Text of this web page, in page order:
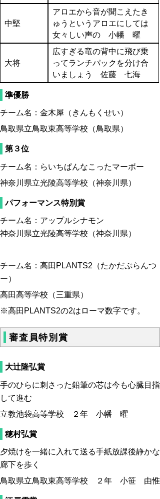
中堅
アロエから音が聞こえたき
ゅうというアロエにしては
女々しい声の 小幡 曜
大将
広すぎる竜の背中に飛び乗
ってランチパックを分け合
いましょう 佐藤 七海
準優勝
チーム名：金木犀（きんもくせい）
鳥取県立鳥取東高等学校（鳥取県）
第３位
チーム名：らいちぱんなこったマーボー
神奈川県立光陵高等学校（神奈川県）
パフォーマンス特別賞
チーム名：アップルシナモン
神奈川県立光陵高等学校（神奈川県）
チーム名：高田PLANTS2（たかだぷらんつ
ー）
高田高等学校（三重県）
※高田PLANTS2の2はローマ数字です。
審査員特別賞
大辻隆弘賞
手のひらに刺さった鉛筆の芯は今も心臓目指
して進む
立教池袋高等学校 ２年 小幡 曜
穂村弘賞
夕焼けを一緒に入れて送る手紙放課後静かな
廊下を歩く
鳥取県立鳥取東高等学校 ２年 小笹 由惟